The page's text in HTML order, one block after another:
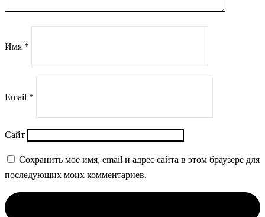
Имя *
Email *
Сайт
Сохранить моё имя, email и адрес сайта в этом браузере для
последующих моих комментариев.